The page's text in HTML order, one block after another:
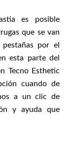
es posible
que se van
por el
esta parte del
Tecno Esthetic
cuando de
a un clic de
y ayuda que